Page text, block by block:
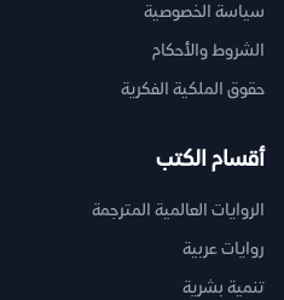
سياسة الخصوصية
الشروط والأحكام
حقوق الملكية الفكرية
أقسام الكتب
الروايات العالمية المترجمة
روايات عربية
تنمية بشرية